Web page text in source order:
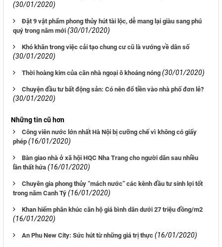
(30/01/2020)
Đặt 9 vật phẩm phong thủy hút tài lộc, dễ mang lại giàu sang phú
quý trong năm mới (30/01/2020)
Khó khăn trong việc cải tạo chung cư cũ là vướng về dân số
(30/01/2020)
Thời hoàng kim của căn nhà ngoại ô khoáng nóng (30/01/2020)
Chuyện đầu tư bất động sản: Có nên đổ tiền vào nhà phố đơn lẻ?
(30/01/2020)
Những tin cũ hơn
Công viên nước lớn nhất Hà Nội bị cưỡng chế vì không có giấy
phép (16/01/2020)
Bàn giao nhà ở xã hội HQC Nha Trang cho người dân sau nhiều
lần thất hứa (16/01/2020)
Chuyên gia phong thủy “mách nước” các kênh đầu tư sinh lợi tốt
trong năm Canh Tý (16/01/2020)
Khan hiếm phân khúc căn hộ giá bình dân dưới 27 triệu đồng/m2
(16/01/2020)
An Phu New City: Sức hút từ những giá trị thực (16/01/2020)